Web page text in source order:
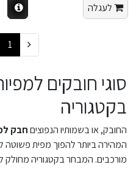
לעגלה
1
סוגי חובקים
בקטגוריה
החובק, או בשמותיו הנפוציםחבק
המהירה ביותר להפוך מפית פשוטה
מורכבים. המבחר בקטגוריה מחולק